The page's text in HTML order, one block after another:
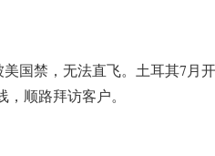
国禁，无法直飞。土耳其7月
顺路拜访客户。